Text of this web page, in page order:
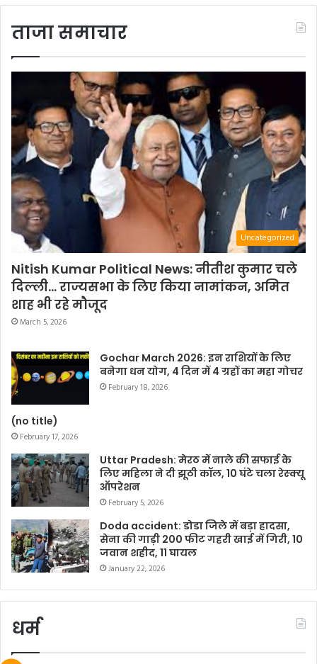
ताजा समाचार
Uncategorized
Nitish Kumar Political News: नीतीश कुमार चले
दिल्ली… राज्यसभा के लिए किया नामांकन, अमित
शाह भी रहे मौजूद
March 5, 2026
Gochar March 2026: इन राशियों के लिए
बनेगा धन योग, 4 दिन में 4 ग्रहों का महा गोचर
February 18, 2026
(no title)
February 17, 2026
Uttar Pradesh: मेरठ में नाले की सफाई के
लिए महिला ने दी झूठी कॉल, 10 घंटे चला रेस्क्यू
ऑपरेशन
February 5, 2026
Doda accident: डोडा जिले में बड़ा हादसा,
सेना की गाड़ी 200 फीट गहरी खाई में गिरी, 10
जवान शहीद, 11 घायल
January 22, 2026
धर्म